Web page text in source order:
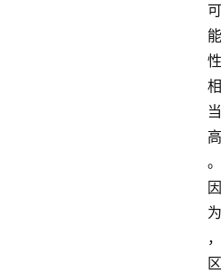
可
能
性
相
当
高
。
因
为
，
区